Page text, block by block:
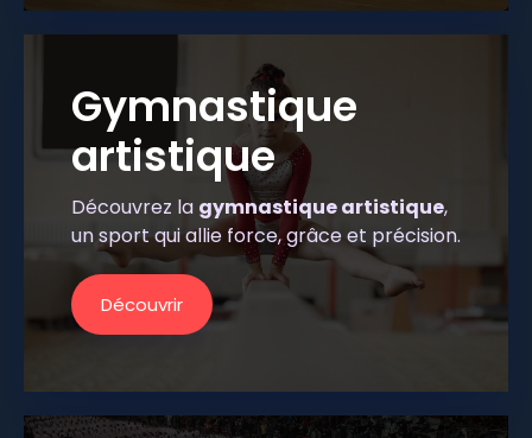
Gymnastique
artistique
Découvrez la gymnastique artistique,
un sport qui allie force, grâce et précision.
Découvrir